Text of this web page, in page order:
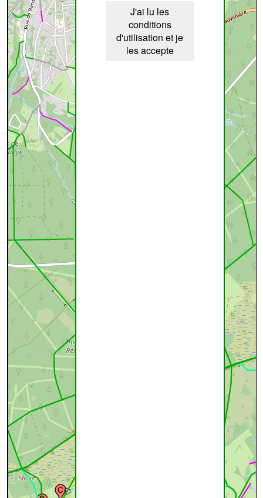
J'ai lu les
conditions
d'utilisation et je
les accepte